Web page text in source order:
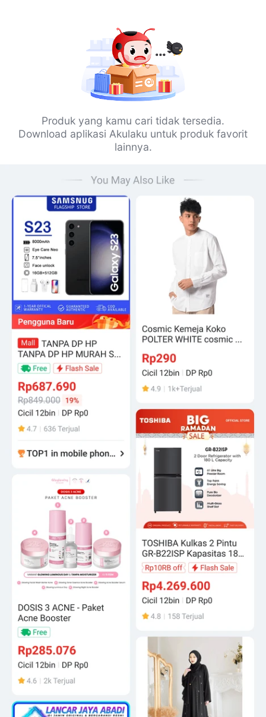
Produk yang kamu cari tidak tersedia.
Download aplikasi Akulaku untuk produk favorit
lainnya.